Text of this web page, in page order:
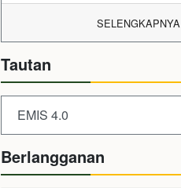
SELENGKAPNYA
Tautan
EMIS 4.0
Berlangganan